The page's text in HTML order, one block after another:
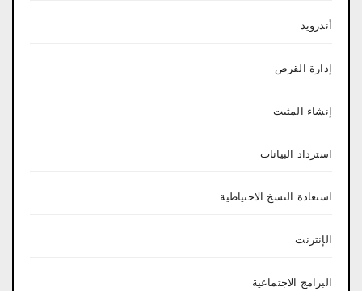
أندرويد
إدارة القرص
إنشاء المثبت
استرداد البيانات
استعادة النسخ الاحتياطية
الإنترنت
البرامج الاجتماعية